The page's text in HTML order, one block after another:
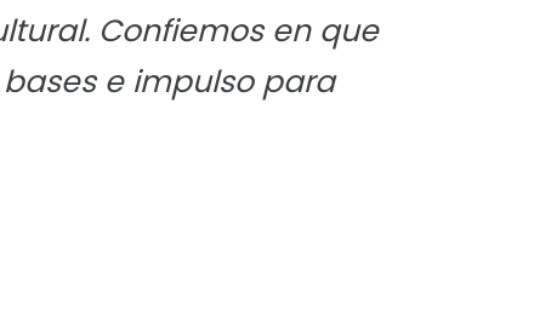
Confiemos en que
e impulso para